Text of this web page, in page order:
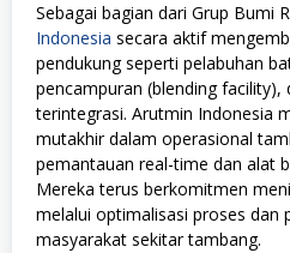
Sebagai bagian dari Grup Bumi
Indonesia secara aktif
pendukung seperti pelabuhan
pencampuran (blending facility),
terintegrasi. Arutmin Indonesia
mutakhir dalam operasional
pemantauan real-time dan alat
Mereka terus berkomitmen
melalui optimalisasi proses dan
masyarakat sekitar tambang.